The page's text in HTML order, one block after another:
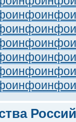
инфоинфо
инфоинфо
инфоинфо
инфоинфо
инфоинфо
инфоинфо